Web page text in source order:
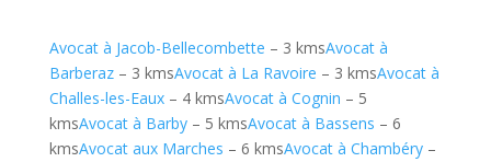
Avocat à Jacob-Bellecombette – 3 kmsAvocat à
Barberaz– 3 kmsAvocat à La Ravoire – 3 kmsAvocat à
Challes-les-Eaux– 4 kmsAvocat à Cognin – 5
kmsAvocat à Barby– 5 kmsAvocat à Bassens – 6
kmsAvocat aux Marches – 6 kmsAvocat à Chambéry–